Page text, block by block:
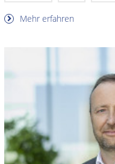
Mehr erfahren